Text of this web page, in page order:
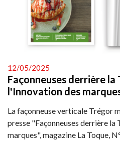
12/05/2025
Façonneuses derrière la
l'Innovation des
La façonneuse verticale Trégor
presse "Façonneuses derrière
marques", magazine La Toque,